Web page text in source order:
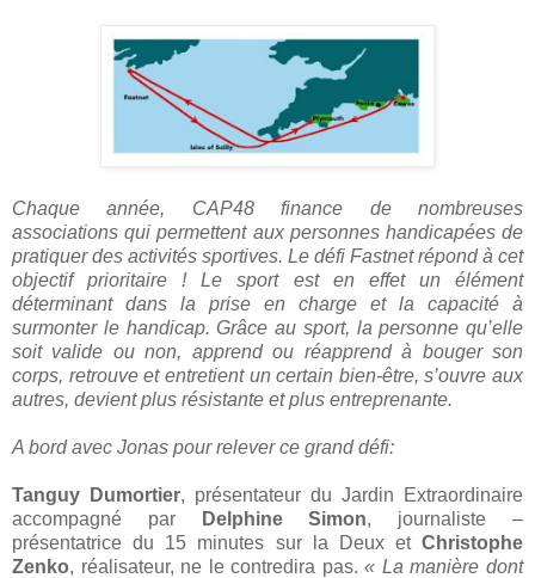
Chaque année, CAP48 finance de nombreuses
associations qui permettent aux personnes handicapées de
pratiquer des activités sportives. Le défi Fastnet répond à cet
objectif prioritaire ! Le sport est en effet un élément
déterminant dans la prise en charge et la capacité à
surmonter le handicap. Grâce au sport, la personne qu’elle
soit valide ou non, apprend ou réapprend à bouger son
corps, retrouve et entretient un certain bien-être, s’ouvre aux
autres, devient plus résistante et plus entreprenante.
A bord avec Jonas pour relever ce grand défi:
Tanguy Dumortier, présentateur du Jardin Extraordinaire
accompagné par
Delphine Simon, journaliste –
présentatrice du 15 minutes sur la Deux et Christophe
Zenko, réalisateur, ne le contredira pas. « Lamanière dont